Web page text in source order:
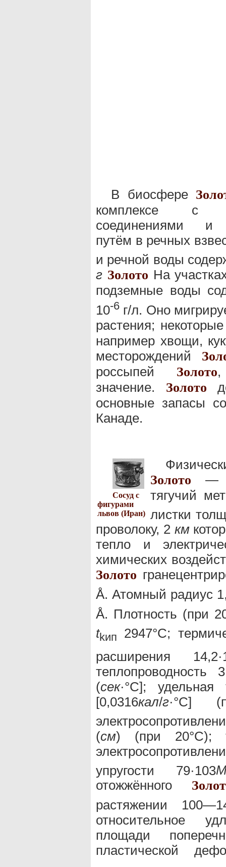
В биосфере
комплексе с
соединениями и
путём в речных
и речной воды
г Золото На
подземные воды
10-6 г/л. Оно
растения;
например хвощи,
месторождений
россыпей Золото,
значение. Золото
основные запасы
Канаде.
Сосуд с
фигурами
львов (Иран)
Золото —
тягучий
листки
проволоку, 2 км
тепло и
химических
Золото
Å. Атомный радиус
Å. Плотность (при
tkип 2947°С;
расширения
теплопроводность
(сек·°С];
[0,0316кал/г·°С]
(см) (при 20°С);
упругости 79·103
отожжённого
растяжении
относительное
площади
пластической